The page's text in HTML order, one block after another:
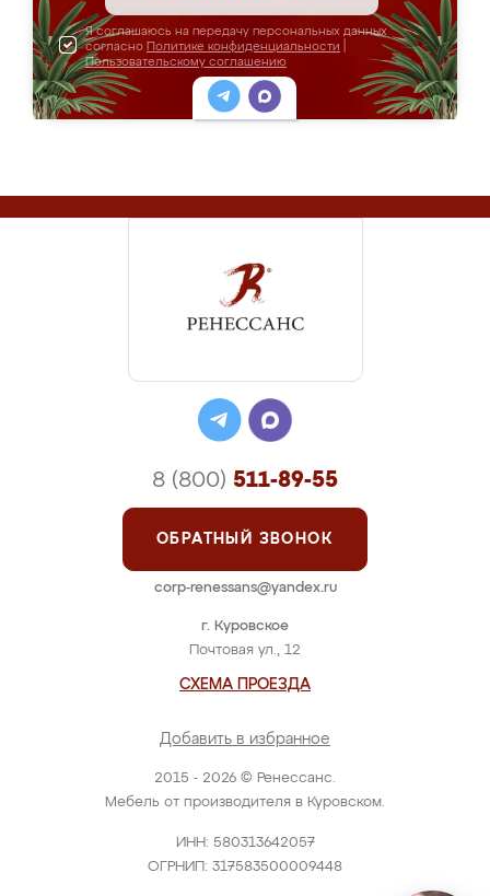
Я соглашаюсь на передачу персональных данных
согласно Политике конфиденциальности
Пользовательскому соглашению
2015 - 2026 © Ренессанс.
Мебель от производителя в Куровском.
ИНН: 580313642057
ОГРНИП: 317583500009448
г. Куровское
Почтовая ул., 12
СХЕМА ПРОЕЗДА
Добавить в избранное
8 (800) 511-89-55
ОБРАТНЫЙ ЗВОНОК
corp-renessans@yandex.ru